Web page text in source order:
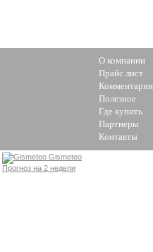
О компании
Прайс лист
Комментарии
Полезное
Где купить
Партнеры
Контакты
Gismeteo
Прогноз на 2 недели